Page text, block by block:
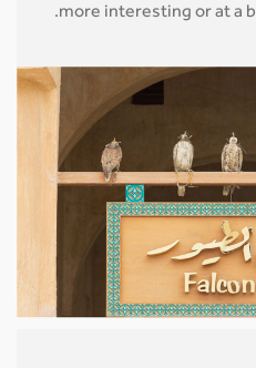
more interesting or at